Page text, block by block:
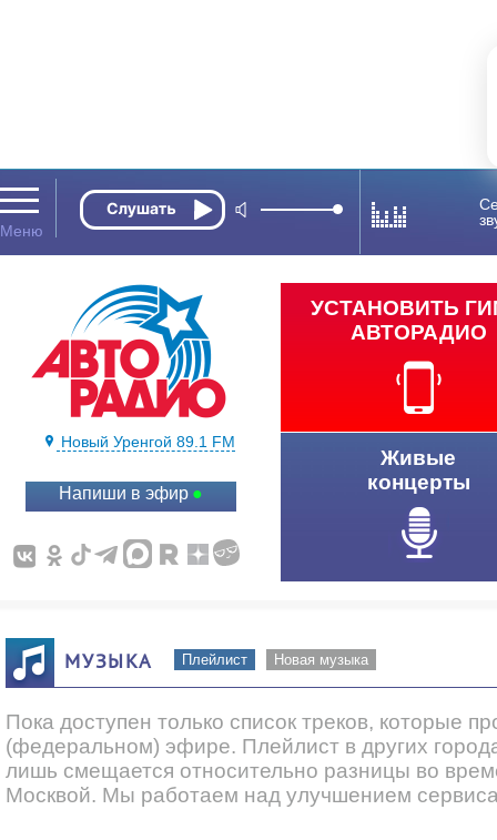
Новый Уренгой 89.1 FM
Напиши в эфир
УСТАНОВИТЬ
АВТОРАДИО
Живые
концерты
МУЗЫКА Плейлист Новая музыка
Пока доступен только список треков, которые
(федеральном) эфире. Плейлист в других
лишь смещается относительно разницы во
Москвой. Мы работаем над улучшением